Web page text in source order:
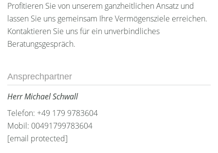
Profitieren Sie von unserem ganzheitlichen Ansatz und
lassen Sie uns gemeinsam Ihre Vermögensziele erreichen.
Kontaktieren Sie uns für ein unverbindliches
Beratungsgespräch.
Ansprechpartner
Herr Michael Schwall
Telefon: +49 179 9783604
Mobil: 00491799783604
[email protected]